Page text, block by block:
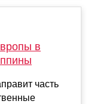
в
часть